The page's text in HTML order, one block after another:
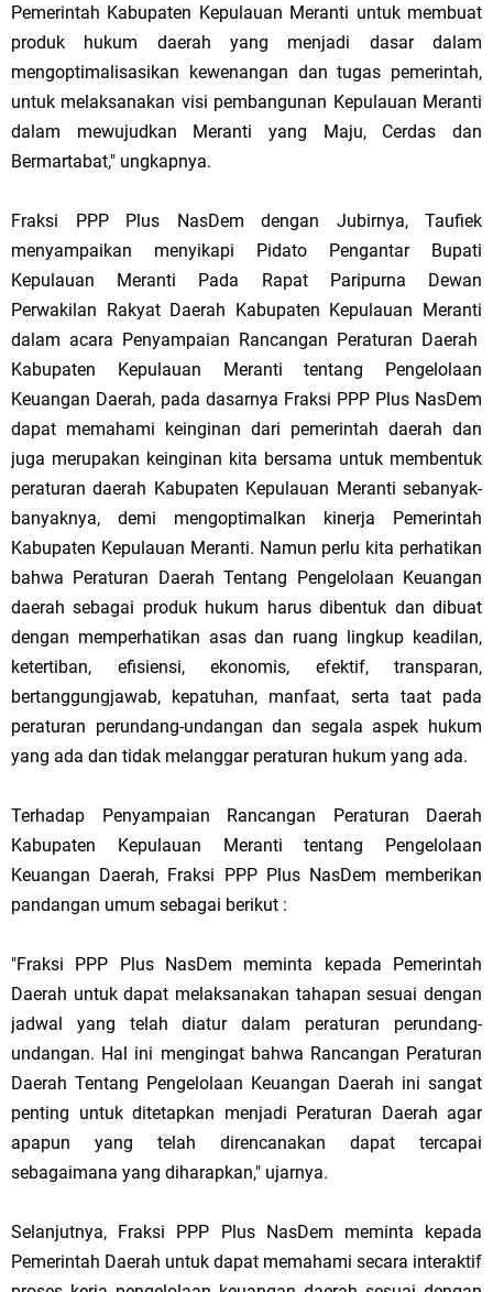
Pemerintah Kabupaten Kepulauan Meranti untuk membuat
produk hukum daerah yang menjadi dasar dalam
mengoptimalisasikan kewenangan dan tugas pemerintah,
untuk melaksanakan visi pembangunan Kepulauan Meranti
dalam mewujudkan Meranti yang Maju, Cerdas dan
Bermartabat," ungkapnya.
Fraksi PPP Plus NasDem dengan Jubirnya, Taufiek
menyampaikan menyikapi Pidato Pengantar Bupati
Kepulauan Meranti Pada Rapat Paripurna Dewan
Perwakilan Rakyat Daerah Kabupaten Kepulauan Meranti
dalam acara Penyampaian Rancangan Peraturan Daerah
Kabupaten Kepulauan Meranti tentang Pengelolaan
Keuangan Daerah, pada dasarnya Fraksi PPP Plus NasDem
dapat memahami keinginan dari pemerintah daerah dan
juga merupakan keinginan kita bersama untuk membentuk
peraturan daerah Kabupaten Kepulauan Meranti sebanyak-
banyaknya, demi mengoptimalkan kinerja Pemerintah
Kabupaten Kepulauan Meranti. Namun perlu kita perhatikan
bahwa Peraturan Daerah Tentang Pengelolaan Keuangan
daerah sebagai produk hukum harus dibentuk dan dibuat
dengan memperhatikan asas dan ruang lingkup keadilan,
ketertiban, efisiensi, ekonomis, efektif, transparan,
bertanggungjawab, kepatuhan, manfaat, serta taat pada
peraturan perundang-undangan dan segala aspek hukum
yang ada dan tidak melanggar peraturan hukum yang ada.
Terhadap Penyampaian Rancangan Peraturan Daerah
Kabupaten Kepulauan Meranti tentang Pengelolaan
Keuangan Daerah, Fraksi PPP Plus NasDem memberikan
pandangan umum sebagai berikut :
"Fraksi PPP Plus NasDem meminta kepada Pemerintah
Daerah untuk dapat melaksanakan tahapan sesuai dengan
jadwal yang telah diatur dalam peraturan perundang-
undangan. Hal ini mengingat bahwa Rancangan Peraturan
Daerah Tentang Pengelolaan Keuangan Daerah ini sangat
penting untuk ditetapkan menjadi Peraturan Daerah agar
apapun yang telah direncanakan dapat tercapai
sebagaimana yang diharapkan," ujarnya.
Selanjutnya, Fraksi PPP Plus NasDem meminta kepada
Pemerintah Daerah untuk dapat memahami secara interaktif